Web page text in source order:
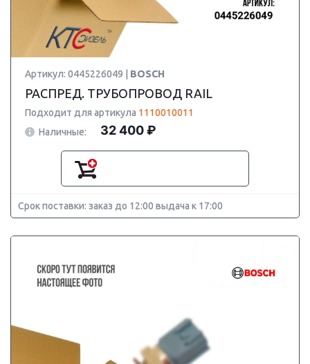
Артикул: 0445226049 | BOSCH
РАСПРЕД. ТРУБОПРОВОД RAIL
Подходит для артикула 1110010011
Наличные:
32 400 ₽
Срок поставки: заказ до 12:00 выдача к 17:00